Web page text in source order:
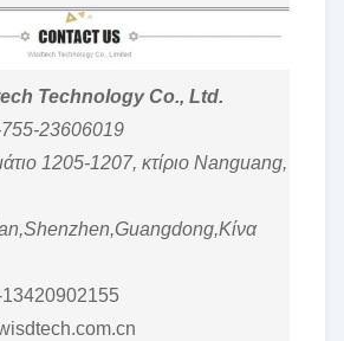
Technology Co., Ltd.
23606019
1205-1207, κτίριο Nanguang,